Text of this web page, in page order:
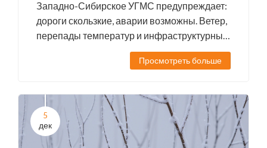
Западно-Сибирское УГМС предупреждает:
дороги скользкие, аварии возможны. Ветер,
перепады температур и инфраструктурные
пробелы создают опасную ситуацию.
Просмотреть больше
5
дек